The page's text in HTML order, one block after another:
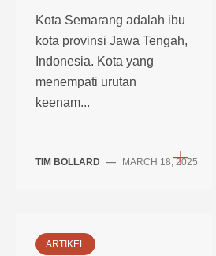
Kota Semarang adalah ibu
kota provinsi Jawa Tengah,
Indonesia. Kota yang
menempati urutan
keenam...
TIM BOLLARD — MARCH 18, 2025
ARTIKEL